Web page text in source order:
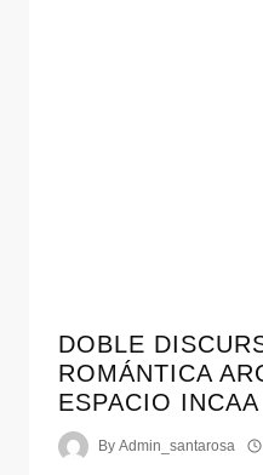
DOBLE
ROMÁNTICA
ESPACIO
By Admin_santarosa